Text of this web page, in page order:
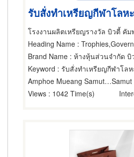
รับสั่งทำเหรียญกีฬาโลห
โรงงานผลิตเหรียญรางวัล บิวตี้ คั
Heading Name : Trophies,Government agencies & State
Brand Name : ห้างหุ้นส่วนจำกัด บิวตี้
Keyword : รับสั่งทำเหรียญกีฬาโล
Amphoe Mueang Samut PrakarnSamut
Views : 1042 Time(s)